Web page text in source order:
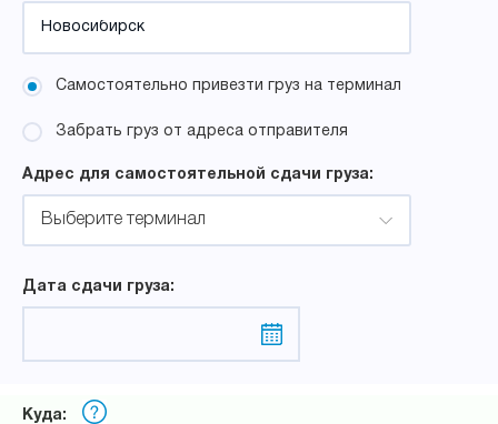
Самостоятельно привезти груз на терминал
Забрать груз от адреса отправителя
Адрес для самостоятельной сдачи груза:
Выберите терминал
Дата сдачи груза:
Куда: